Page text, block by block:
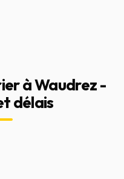
à Waudrez -
délais